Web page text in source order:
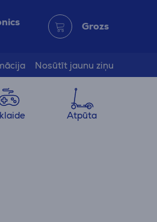
Grozs
Nosūtīt jaunu ziņu
Atpūta